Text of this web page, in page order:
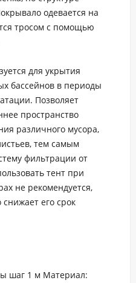
одевается на
тросом с помощью
для укрытия
бассейнов в периоды
Позволяет
пространство
различного мусора,
тем самым
фильтрации от
тент при
не рекомендуется,
снижает его срок
шаг 1 м Материал: